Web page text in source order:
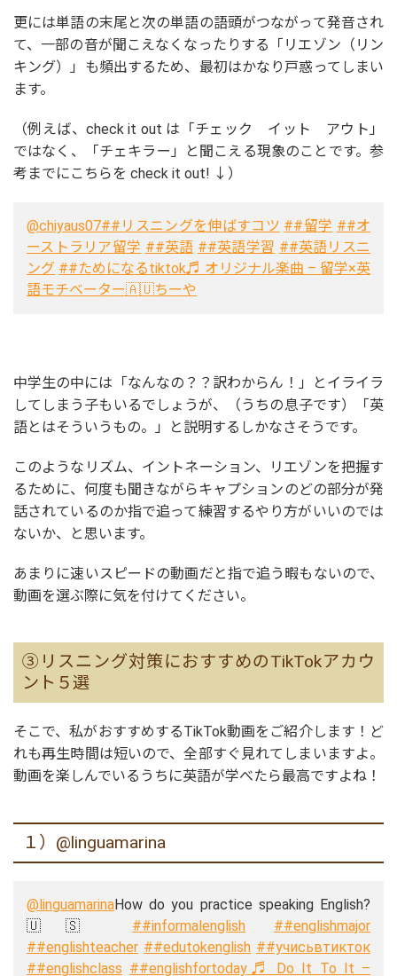
更には単語の末尾と次の単語の語頭がつながって発音され
て、一部の音が聞こえなくなったりする「リエゾン（リン
キング）」も頻出するため、最初はかなり戸惑ってしまい
ます。
（例えば、check it out は「チェック イット アウト」
ではなく、「チェキラー」と聞こえる現象のことです。参
考までにこちらを check it out! ↓）
@chiyaus07##リスニングを伸ばすコツ ##留学 ##オ
ーストラリア留学 ##英語 ##英語学習 ##英語リスニ
ング ##ためになるtiktok♬ オリジナル楽曲 – 留学×英
語モチベーター🇦🇺ちーや
中学生の中には「なんなの？？訳わからん！」とイライラ
してしまう子もいるでしょうが、（うちの息子です）「英
語とはそういうもの。」と説明するしかなさそうです。
このようなリズム、イントネーション、リエゾンを把握す
るために、何度も聞きながらキャプションのどの部分が発
話されているのか指で追って練習するやり方がいいのでは
ないか、と思います。
あまりに速いスピードの動画だと指で追う暇もないので、
動画を選ぶ際に気を付けてください。
③リスニング対策におすすめのTikTokアカウ
ント５選
そこで、私がおすすめするTikTok動画をご紹介します！ど
れも再生時間は短いので、全部すぐ見れてしまいますよ。
動画を楽しんでいるうちに英語が学べたら最高ですよね！
１）@linguamarina
@linguamarinaHow do you practice speaking English?
🇺🇸 ##informalenglish
##englishmajor
##englishteacher ##edutokenglish ##учисьвтикток
##englishclass ##englishfortoday ♬ Do It To It –